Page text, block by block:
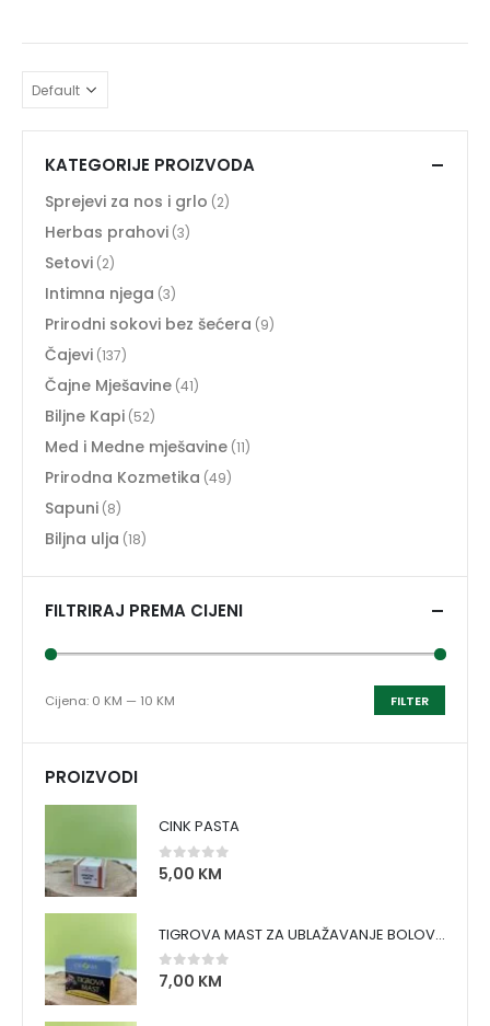
KATEGORIJE PROIZVODA
Sprejevi za nos i grlo (2)
Herbas prahovi (3)
Setovi (2)
Intimna njega (3)
Prirodni sokovi bez šećera (9)
Čajevi (137)
Čajne Mješavine (41)
Biljne Kapi (52)
Med i Medne mješavine (11)
Prirodna Kozmetika (49)
Sapuni (8)
Biljna ulja (18)
FILTRIRAJ PREMA CIJENI
FILTER
Cijena: 0 KM — 10 KM
PROIZVODI
CINK PASTA
0 out of 5
5,00 KM
TIGROVA MAST ZA UBLAŽAVANJE BOLOVA I ZAGRIJAVANJE MIŠIĆA
0 out of 5
7,00 KM